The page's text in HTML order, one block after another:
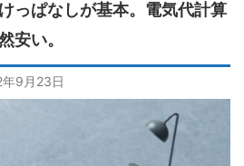
っぱなしが基本。電気代計算
安い。
9月23日